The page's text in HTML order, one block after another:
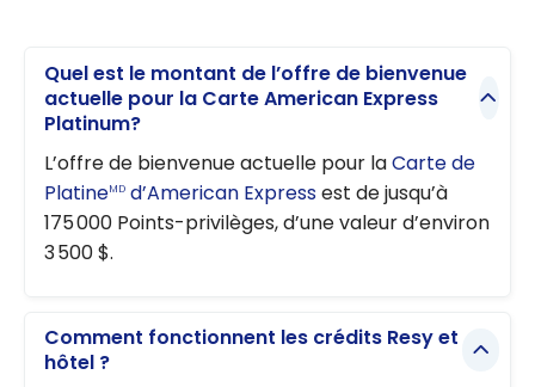
Quel est le montant de l’offre de bienvenue
actuelle pour la Carte American Express
Platinum?
L’offre de bienvenue actuelle pour laCarte de
PlatineMD d’American Expressest de jusqu’à
175 000 Points-privilèges, d’une valeur d’environ
3 500 $.
Comment fonctionnent les crédits Resy et
hôtel ?